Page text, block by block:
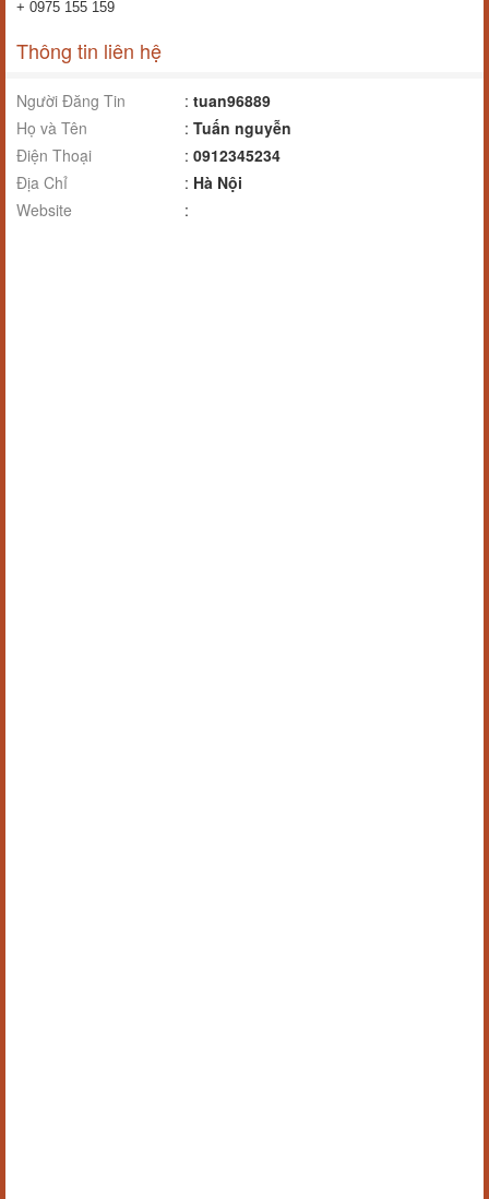
+ 0975 155 159
Thông tin liên hệ
Người Đăng Tin : tuan96889
Họ và Tên
: Tuấn nguyễn
Điện Thoại
: 0912345234
Địa Chỉ
: Hà Nội
Website
: